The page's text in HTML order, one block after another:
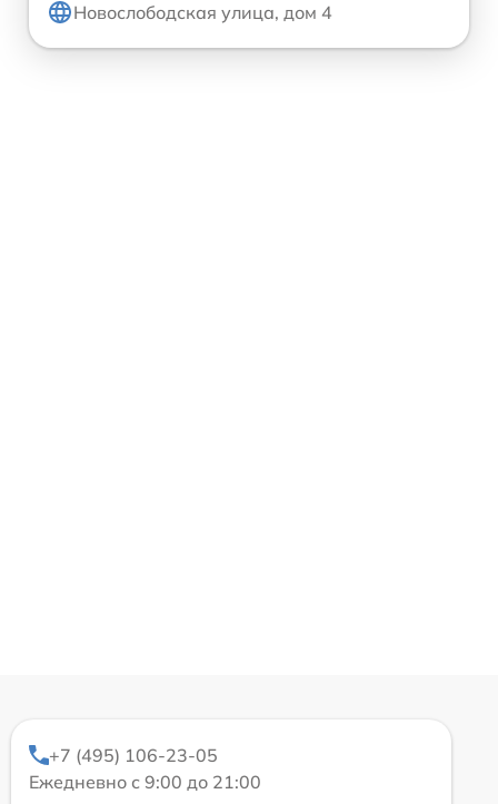
Новослободская улица, дом 4
+7 (495) 106-23-05
Ежедневно с 9:00 до 21:00